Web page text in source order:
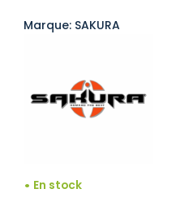
Marque: SAKURA
En stock